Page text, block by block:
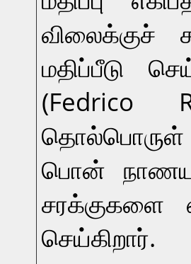
விலைக்குச்
மதிப்பீடு
(Fedrico
தொல்பொருள்
பொன்
சரக்குகளை
செய்கிறார்.